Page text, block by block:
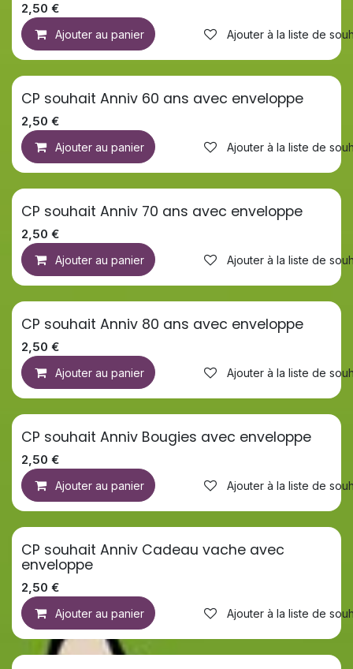
2,50 €
Ajouter au panier Ajouter à la liste de
CP souhait Anniv 60 ans avec enveloppe
2,50 €
Ajouter au panier Ajouter à la liste de
CP souhait Anniv 70 ans avec enveloppe
2,50 €
Ajouter au panier Ajouter à la liste de
CP souhait Anniv 80 ans avec enveloppe
2,50 €
Ajouter au panier Ajouter à la liste de
CP souhait Anniv Bougies avec enveloppe
2,50 €
Ajouter au panier Ajouter à la liste de
CP souhait Anniv Cadeau vache avec
enveloppe
2,50 €
Ajouter au panier Ajouter à la liste de